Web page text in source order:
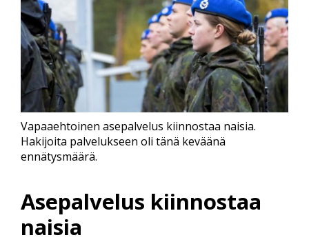
Asepalvelus kiinnostaa
naisia
Vapaaehtoinen asepalvelus kiinnostaa naisia.
Hakijoita palvelukseen oli tänä keväänä
ennätysmäärä.